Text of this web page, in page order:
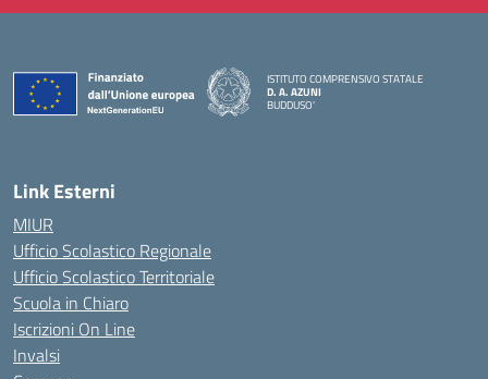
ISTITUTO COMPRENSIVO STATALE
D. A. AZUNI
BUDDUSO'
Link Esterni
MIUR
Ufficio Scolastico Regionale
Ufficio Scolastico Territoriale
Scuola in Chiaro
Iscrizioni On Line
Invalsi